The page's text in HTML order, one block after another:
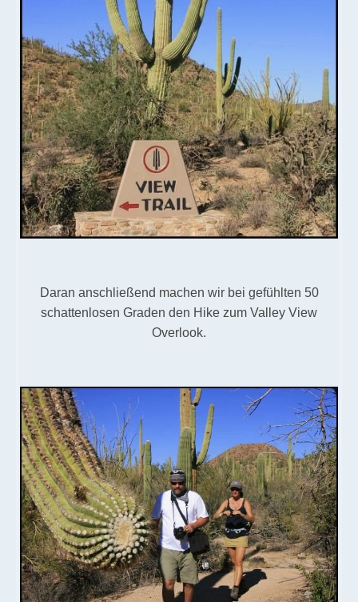
Daran anschließend machen wir bei gefühlten 50
schattenlosen Graden den Hike zum Valley View
Overlook.